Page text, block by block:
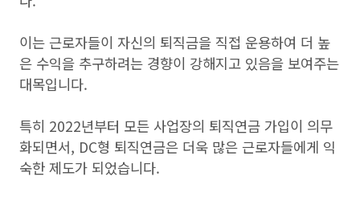
이는 근로자들이 자신의 퇴직금을 직접 운용하여 더 높
은 수익을 추구하려는 경향이 강해지고 있음을 보여주는
대목입니다.
특히 2022년부터 모든 사업장의 퇴직연금 가입이 의무
화되면서, DC형 퇴직연금은 더욱 많은 근로자들에게 익
숙한 제도가 되었습니다.